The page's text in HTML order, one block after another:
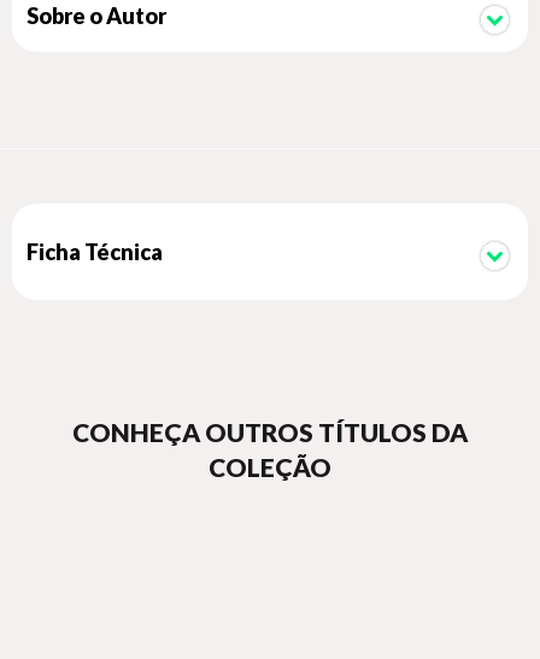
Plant a Kiss works to spark the imagination of the youngest
readers, but it will also resonate with anyone, such as a new
Sobre o Autor
Ficha Técnica
CONHEÇA OUTROS TÍTULOS DA
COLEÇÃO